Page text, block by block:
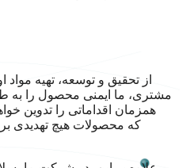
از تحقیق و توسعه، تهیه مواد
مشتری، ما ایمنی محصول را به
همزمان اقداماتی را تدوین
که محصولات هیچ تهدیدی